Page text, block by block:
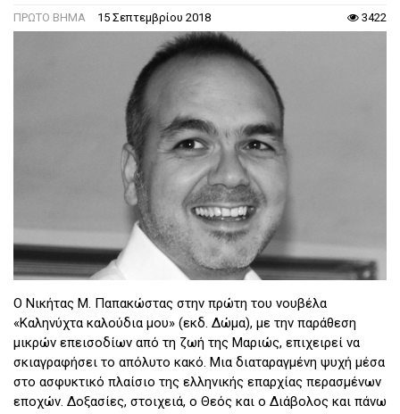
ΠΡΩΤΟ ΒΗΜΑ 15 Σεπτεμβρίου 2018 3422
Ο Νικήτας Μ. Παπακώστας στην πρώτη του νουβέλα
«Καληνύχτα καλούδια μου» (εκδ. Δώμα), με την παράθεση
μικρών επεισοδίων από τη ζωή της Μαριώς, επιχειρεί να
σκιαγραφήσει το απόλυτο κακό. Μια διαταραγμένη ψυχή μέσα
στο ασφυκτικό πλαίσιο της ελληνικής επαρχίας περασμένων
εποχών. Δοξασίες, στοιχειά, ο Θεός και ο Διάβολος και πάνω